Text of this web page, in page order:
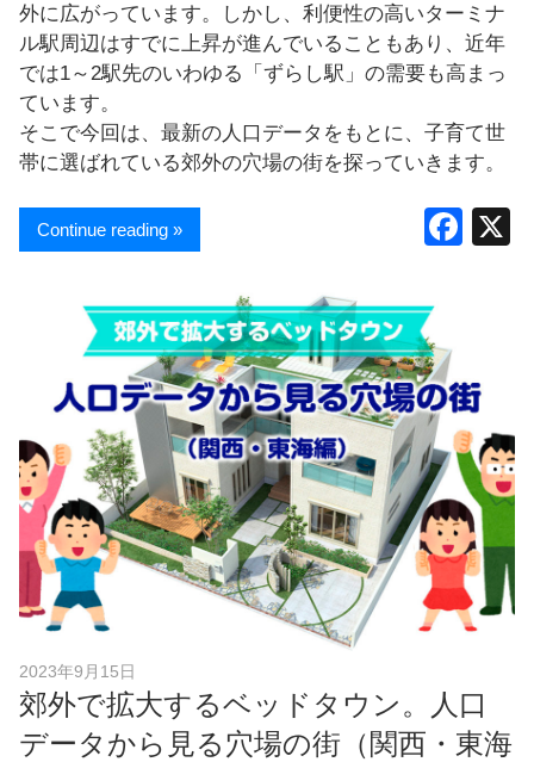
外に広がっています。しかし、利便性の高いターミナ
ル駅周辺はすでに上昇が進んでいることもあり、近年
では1～2駅先のいわゆる「ずらし駅」の需要も高まっ
ています。
そこで今回は、最新の人口データをもとに、子育て世
帯に選ばれている郊外の穴場の街を探っていきます。
F
b
o
o
k
Continue reading »
2023年9月15日
郊外で拡大するベッドタウン。人口
データから見る穴場の街（関西・東海